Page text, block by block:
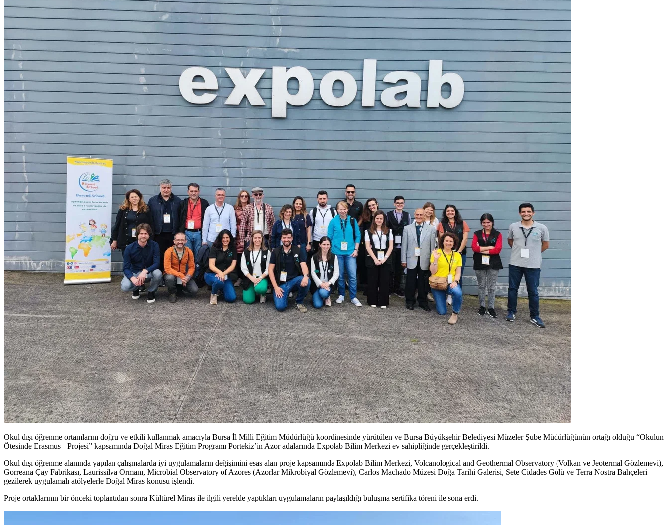
Okul dışı öğrenme ortamlarını doğru ve etkili kullanmak amacıyla Bursa İl Milli Eğitim Müdürlüğü koordinesinde yürütülen ve Bursa Büyükşehir Belediyesi Müzeler Şube Müdürlüğünün ortağı olduğu “Okulun
Ötesinde Erasmus+ Projesi” kapsamında Doğal Miras Eğitim Programı Portekiz’in Azor adalarında Expolab Bilim Merkezi ev sahipliğinde gerçekleştirildi.
Okul dışı öğrenme alanında yapılan çalışmalarda iyi uygulamaların değişimini esas alan proje kapsamında Expolab Bilim Merkezi, Volcanological and Geothermal Observatory (Volkan ve Jeotermal Gözlemevi),
Gorreana Çay Fabrikası, Laurissilva Ormanı, Microbial Observatory of Azores (Azorlar Mikrobiyal Gözlemevi), Carlos Machado Müzesi Doğa Tarihi Galerisi, Sete Cidades Gölü ve Terra Nostra Bahçeleri
gezilerek uygulamalı atölyelerle Doğal Miras konusu işlendi.
Proje ortaklarının bir önceki toplantıdan sonra Kültürel Miras ile ilgili yerelde yaptıkları uygulamaların paylaşıldığı buluşma sertifika töreni ile sona erdi.